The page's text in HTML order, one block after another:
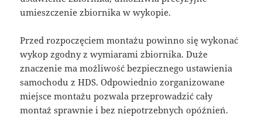
umieszczenie zbiornika w wykopie.
Przed rozpoczęciem montażu powinno się wykonać
wykop zgodny z wymiarami zbiornika. Duże
znaczenie ma możliwość bezpiecznego ustawienia
samochodu z HDS. Odpowiednio zorganizowane
miejsce montażu pozwala przeprowadzić cały
montaż sprawnie i bez niepotrzebnych opóźnień.